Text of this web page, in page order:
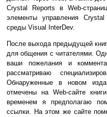
Crystal Reports в Web-
элементы управления
среды Visual InterDev.
После выхода предыдущей
для общения с читателями.
ваши пожелания и
рассматриваю
Обнаруженные в новом
отмечены на Web-сайте
временем я предполагаю
ссылки. На этом же сайте